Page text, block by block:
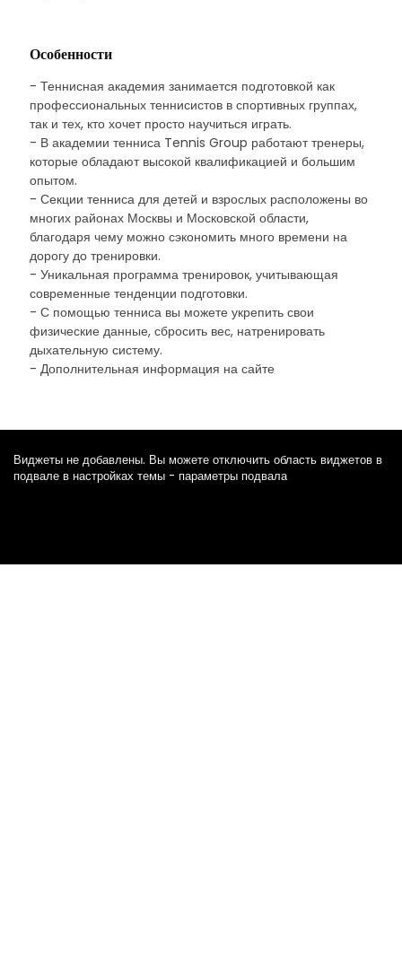
Особенности
- Теннисная академия занимается подготовкой как
профессиональных теннисистов в спортивных группах,
так и тех, кто хочет просто научиться играть.
- В академии тенниса Tennis Group работают тренеры,
которые обладают высокой квалификацией и большим
опытом.
- Секции тенниса для детей и взрослых расположены во
многих районах Москвы и Московской области,
благодаря чему можно сэкономить много времени на
дорогу до тренировки.
- Уникальная программа тренировок, учитывающая
современные тенденции подготовки.
- С помощью тенниса вы можете укрепить свои
физические данные, сбросить вес, натренировать
дыхательную систему.
- Дополнительная информация на сайте
Виджеты не добавлены. Вы можете отключить область виджетов в
подвале в настройках темы - параметры подвала